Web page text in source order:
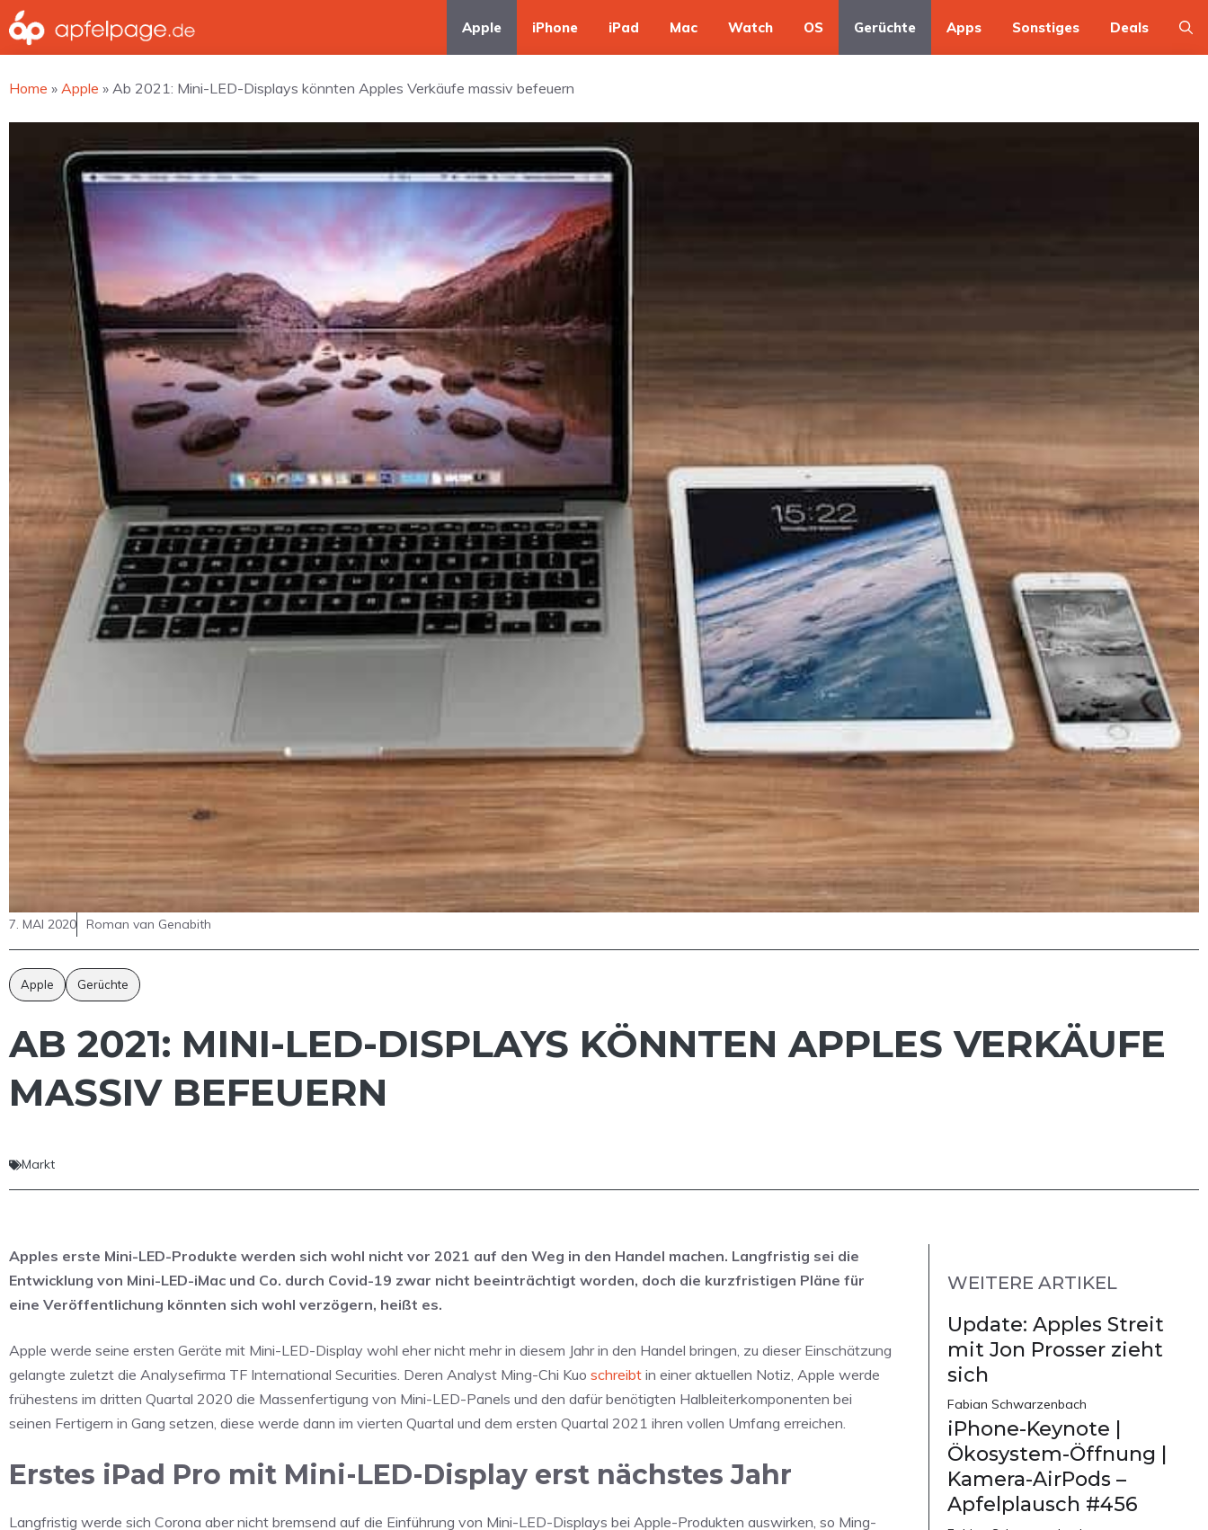
Zum
Inhalt
springen
Apple iPhone iPad Mac Watch OS Gerüchte Apps Sonstiges Deals
Home » Apple » Ab 2021: Mini-LED-Displays könnten Apples Verkäufe massiv befeuern
7. MAI 2020 Roman van Genabith
Apple Gerüchte
AB 2021: MINI-LED-DISPLAYS KÖNNTEN APPLES VERKÄUFE
MASSIV BEFEUERN
Markt
Apples erste Mini-LED-Produkte werden sich wohl nicht vor 2021 auf den Weg in den Handel machen. Langfristig sei die
Entwicklung von Mini-LED-iMac und Co. durch Covid-19 zwar nicht beeinträchtigt worden, doch die kurzfristigen Pläne für
eine Veröffentlichung könnten sich wohl verzögern, heißt es.
Apple werde seine ersten Geräte mit Mini-LED-Display wohl eher nicht mehr in diesem Jahr in den Handel bringen, zu dieser Einschätzung
gelangte zuletzt die Analysefirma TF International Securities. Deren Analyst Ming-Chi Kuo schreibt in einer aktuellen Notiz, Apple werde
frühestens im dritten Quartal 2020 die Massenfertigung von Mini-LED-Panels und den dafür benötigten Halbleiterkomponenten bei
seinen Fertigern in Gang setzen, diese werde dann im vierten Quartal und dem ersten Quartal 2021 ihren vollen Umfang erreichen.
Erstes iPad Pro mit Mini-LED-Display erst nächstes Jahr
Langfristig werde sich Corona aber nicht bremsend auf die Einführung von Mini-LED-Displays bei Apple-Produkten auswirken, so Ming-
WEITERE ARTIKEL
Update: Apples Streit
mit Jon Prosser zieht
sich
Fabian Schwarzenbach
iPhone-Keynote |
Ökosystem-Öffnung |
Kamera-AirPods –
Apfelplausch #456